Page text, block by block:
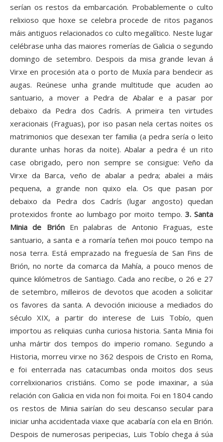
serían os restos da embarcación. Probablemente o culto
relixioso que hoxe se celebra procede de ritos paganos
máis antiguos relacionados co culto megalítico. Neste lugar
celébrase unha das maiores romerías de Galicia o segundo
domingo de setembro. Despois da misa grande levan á
Virxe en procesión ata o porto de Muxía para bendecir as
augas. Reúnese unha grande multitude que acuden ao
santuario, a mover a Pedra de Abalar e a pasar por
debaixo da Pedra dos Cadrís. A primeira ten virtudes
xeracionais (Fraguas), por iso pasan nela certas noites os
matrimonios que desexan ter familia (a pedra sería o leito
durante unhas horas da noite). Abalar a pedra é un rito
case obrigado, pero non sempre se consigue: Veño da
Virxe da Barca, veño de abalar a pedra; abalei a máis
pequena, a grande non quixo ela. Os que pasan por
debaixo da Pedra dos Cadrís (lugar angosto) quedan
protexidos fronte ao lumbago por moito tempo. 3. Santa
Minia de Brión En palabras de Antonio Fraguas, este
santuario, a santa e a romaría teñen moi pouco tempo na
nosa terra. Está emprazado na freguesía de San Fins de
Brión, no norte da comarca da Mahía, a pouco menos de
quince kilómetros de Santiago. Cada ano recibe, o 26 e 27
de setembro, milleiros de devotos que acoden a solicitar
os favores da santa. A devoción iniciouse a mediados do
século XIX, a partir do interese de Luis Tobío, quen
importou as reliquias cunha curiosa historia. Santa Minia foi
unha mártir dos tempos do imperio romano. Segundo a
Historia, morreu virxe no 362 despois de Cristo en Roma,
e foi enterrada nas catacumbas onda moitos dos seus
correlixionarios cristiáns. Como se pode imaxinar, a súa
relación con Galicia en vida non foi moita. Foi en 1804 cando
os restos de Minia sairían do seu descanso secular para
iniciar unha accidentada viaxe que acabaría con ela en Brión.
Despois de numerosas peripecias, Luis Tobío chega á súa